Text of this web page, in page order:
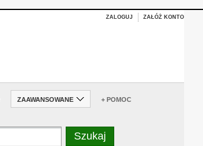
ZALOGUJ ZAŁÓŻ KONTO
ZAAWANSOWANE + POMOC